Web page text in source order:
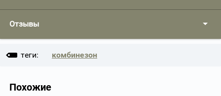
Отзывы
теги: комбинезон
Похожие